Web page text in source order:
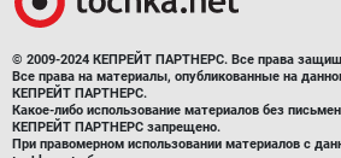
© 2009-2024 КЕПРЕЙТ ПАРТНЕРС. Все права
Все права на материалы, опубликованные на
КЕПРЕЙТ ПАРТНЕРС.
Какое-либо использование материалов без
КЕПРЕЙТ ПАРТНЕРС запрещено.
При правомерном использовании материалов с